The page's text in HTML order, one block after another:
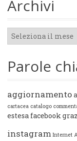
Archivi
Archivi
Parole
aggiornamento
cartacea catalogo
estesa facebook
instagram Internet